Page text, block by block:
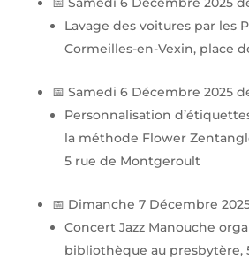
Lavage des voitures par les
Cormeilles-en-Vexin, place
📅 Samedi 6 Décembre 2025
Personnalisation
la méthode Flower
5 rue de Montgeroult
📅 Dimanche 7 Décembre
Concert Jazz Manouche
bibliothèque au presbytère,